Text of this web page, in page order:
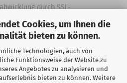
Cookies, um Ihnen die
bieten zu können.
Technologien, auch von
Funktionsweise der Website zu
Angebotes zu analysieren und
bieten zu können. Weitere
durch SSL-